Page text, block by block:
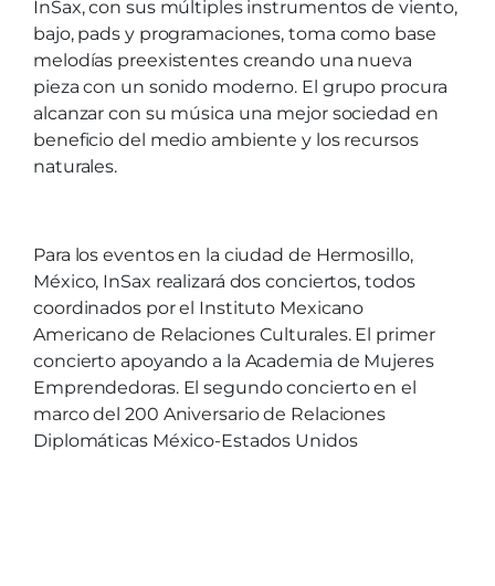
InSax, con sus múltiples instrumentos de viento,
bajo, pads y programaciones, toma como base
melodías preexistentes creando una nueva
pieza con un sonido moderno. El grupo procura
alcanzar con su música una mejor sociedad en
beneficio del medio ambiente y los recursos
naturales.
Para los eventos en la ciudad de Hermosillo,
México, InSax realizará dos conciertos, todos
coordinados por el Instituto Mexicano
Americano de Relaciones Culturales. El primer
concierto apoyando a la Academia de Mujeres
Emprendedoras. El segundo concierto en el
marco del 200 Aniversario de Relaciones
Diplomáticas México-Estados Unidos